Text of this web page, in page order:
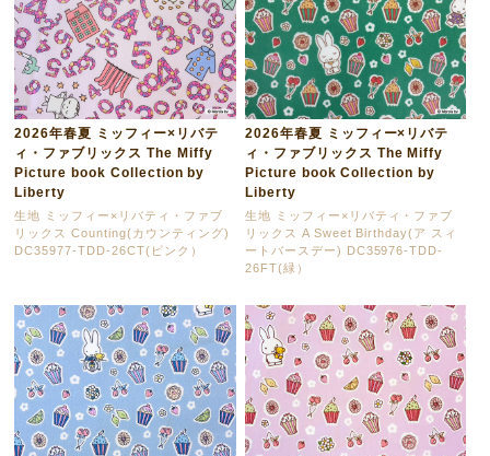
2026年春夏 ミッフィー×リバテ
ィ・ファブリックス The Miffy
Picture book Collection by
Liberty
生地 ミッフィー×リバティ・ファブ
リックス Counting(カウンティング)
DC35977-TDD-26CT(ピンク）
2026年春夏 ミッフィー×リバテ
ィ・ファブリックス The Miffy
Picture book Collection by
Liberty
生地 ミッフィー×リバティ・ファブ
リックス A Sweet Birthday(ア スィ
ートバースデー) DC35976-TDD-
26FT(緑）